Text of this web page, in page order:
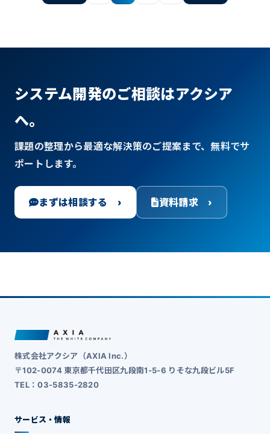
システム開発のご相談はアクシア
へ。
課題の整理から最適な解決策のご提案まで、無料でサ
ポートします。
まずは相談する › 資料請求 ›
株式会社アクシア（AXIA Inc.）
〒102-0074 東京都千代田区九段南1-5-6 りそな九段ビル5F
TEL：03-5835-2820
サービス・情報